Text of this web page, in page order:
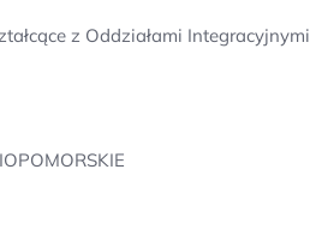
z Oddziałami Integracyjnymi